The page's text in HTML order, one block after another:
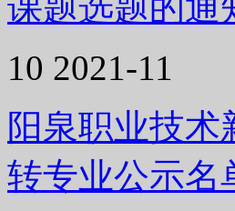
10 2021-11
阳泉职业技术
转专业公示名